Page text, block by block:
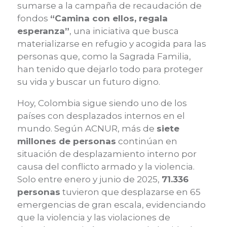
sumarse a la campaña de recaudación de
fondos “Camina con ellos, regala
esperanza”, una iniciativa que busca
materializarse en refugio y acogida para las
personas que, como la Sagrada Familia,
han tenido que dejarlo todo para proteger
su vida y buscar un futuro digno.
Hoy, Colombia sigue siendo uno de los
países con desplazados internos en el
mundo. Según ACNUR, más de siete
millones de personas continúan en
situación de desplazamiento interno por
causa del conflicto armado y la violencia.
Solo entre enero y junio de 2025, 71.336
personas tuvieron que desplazarse en 65
emergencias de gran escala, evidenciando
que la violencia y las violaciones de